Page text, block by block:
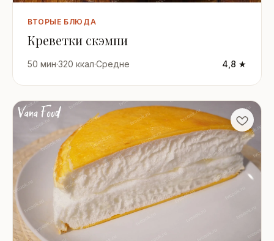
ВТОРЫЕ БЛЮДА
Креветки скэмпи
50 мин·320 ккал·Средне 4,8 ★